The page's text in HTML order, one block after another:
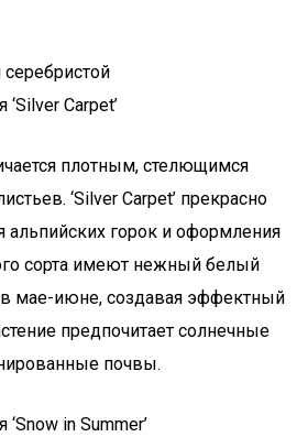
Carpet’
плотным, стелющимся
‘Silver Carpet’ прекрасно
альпийских горок и оформления
сорта имеют нежный белый
в мае-июне, создавая эффектный
предпочитает солнечные
почвы.
in Summer’